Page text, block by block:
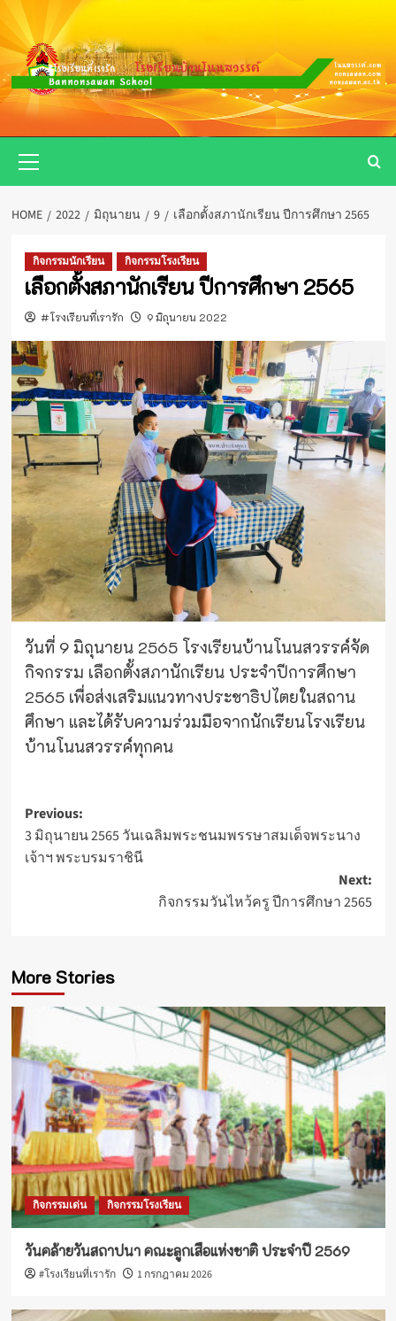
Skip
content
Menu
HOME 2022 มิถุนายน 9 เลือกตั้งสภานักเรียน ปีการศึกษา 2565
กิจกรรมนักเรียน กิจกรรมโรงเรียน
เลือกตั้งสภานักเรียน ปีการศึกษา 2565
#โรงเรียนที่เรารัก 9 มิถุนายน 2022
วันที่ 9 มิถุนายน 2565 โรงเรียนบ้านโนนสวรรค์จัด
กิจกรรม เลือกตั้งสภานักเรียน ประจำปีการศึกษา
2565 เพื่อส่งเสริมแนวทางประชาธิปไตยในสถาน
ศึกษา และได้รับความร่วมมือจากนักเรียนโรงเรียน
บ้านโนนสวรรค์ทุกคน
Post
navigation
Previous:
3 มิถุนายน 2565 วันเฉลิมพระชนมพรรษาสมเด็จพระนาง
เจ้าฯ พระบรมราชินี
Next:
กิจกรรมวันไหว้ครู ปีการศึกษา 2565
More Stories
กิจกรรมเด่น กิจกรรมโรงเรียน
วันคล้ายวันสถาปนา คณะลูกเสือแห่งชาติ ประจำปี 2569
#โรงเรียนที่เรารัก 1 กรกฎาคม 2026